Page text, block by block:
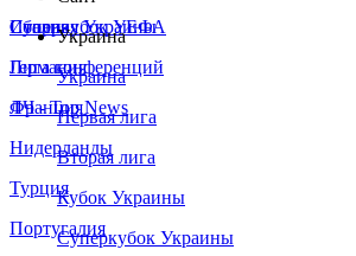
Сборная Украины
Италия
Германия
Франция
Нидерланды
Турция
Португалия
Суперкубок УЕФА
Лига конференций
ЛЧ - Top News
Украина
Украина
Первая лига
Вторая лига
Кубок Украины
Суперкубок Украины